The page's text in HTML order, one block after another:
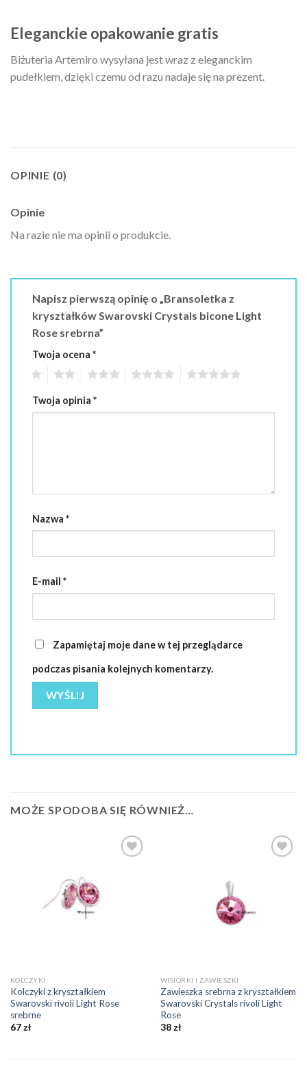
Eleganckie opakowanie gratis
Biżuteria Artemiro wysyłana jest wraz z eleganckim
pudełkiem, dzięki czemu od razu nadaje się na prezent.
OPINIE (0)
Opinie
Na razie nie ma opinii o produkcie.
Napisz pierwszą opinię o „Bransoletka z
kryształków Swarovski Crystals bicone Light
Rose srebrna”
Twoja ocena *
Twoja opinia *
Nazwa *
E-mail *
Zapamiętaj moje dane w tej przeglądarce
podczas pisania kolejnych komentarzy.
MOŻE SPODOBA SIĘ RÓWNIEŻ…
KOLCZYKI
Kolczyki z kryształkiem
Swarovski rivoli Light Rose
srebrne
67zł
WISIORKI I ZAWIESZKI
Zawieszka srebrna z kryształkiem
Swarovski Crystals rivoli Light
Rose
38zł